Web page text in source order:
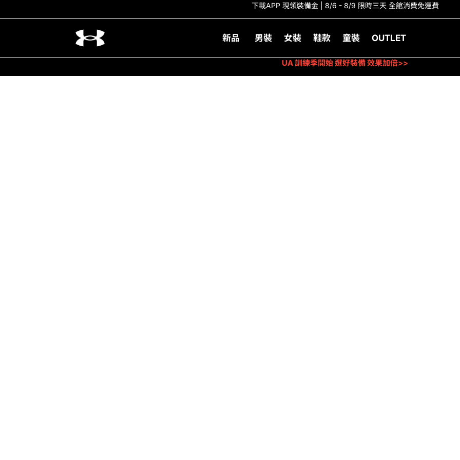
下載APP 現領裝備金 | 8/6 - 8/9 限時三天 全館消費免運費
新品 男裝 女裝 鞋款 童裝 OUTLET
UA 訓練季開始 選好裝備 效果加倍>>